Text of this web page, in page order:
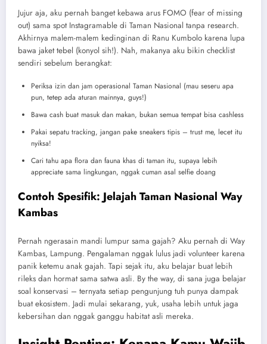
Jujur aja, aku pernah banget kebawa arus FOMO (fear of missing
out) sama spot Instagramable di Taman Nasional tanpa research.
Akhirnya malem-malem kedinginan di Ranu Kumbolo karena lupa
bawa jaket tebel (konyol sih!). Nah, makanya aku bikin checklist
sendiri sebelum berangkat:
Periksa izin dan jam operasional Taman Nasional (mau seseru apa
pun, tetep ada aturan mainnya, guys!)
Bawa cash buat masuk dan makan, bukan semua tempat bisa cashless
Pakai sepatu tracking, jangan pake sneakers tipis – trust me, lecet itu
nyiksa!
Cari tahu apa flora dan fauna khas di taman itu, supaya lebih
appreciate sama lingkungan, nggak cuman asal selfie doang
Contoh Spesifik: Jelajah Taman Nasional Way
Kambas
Pernah ngerasain mandi lumpur sama gajah? Aku pernah di Way
Kambas, Lampung. Pengalaman nggak lulus jadi volunteer karena
panik ketemu anak gajah. Tapi sejak itu, aku belajar buat lebih
rileks dan hormat sama satwa asli. By the way, di sana juga belajar
soal konservasi – ternyata setiap pengunjung tuh punya dampak
buat ekosistem. Jadi mulai sekarang, yuk, usaha lebih untuk jaga
kebersihan dan nggak ganggu habitat asli mereka.